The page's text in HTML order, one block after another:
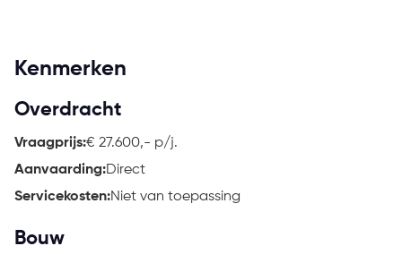
Kenmerken
Overdracht
Vraagprijs:€ 27.600,- p/j.
Aanvaarding:Direct
Servicekosten:Niet van toepassing
Bouw